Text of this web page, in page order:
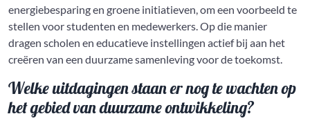
energiebesparing en groene initiatieven, om een voorbeeld te
stellen voor studenten en medewerkers. Op die manier
dragen scholen en educatieve instellingen actief bij aan het
creëren van een duurzame samenleving voor de toekomst.
Welke uitdagingen staan er nog te wachten op
het gebied van duurzame ontwikkeling?